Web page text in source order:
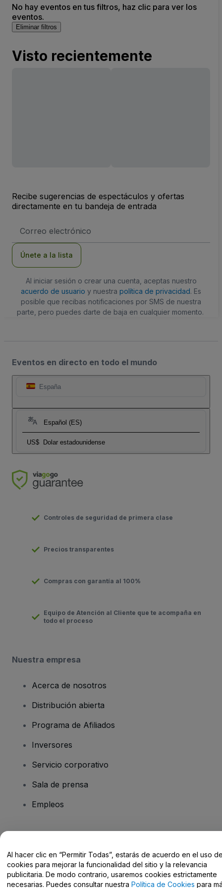
No hay eventos en tus filtros, haz clic para ver los
eventos.
Eliminar filtros
Visto recientemente
Recibe sugerencias de espectáculos y ofertas
directamente en tu bandeja de entrada
de
Únete a la lista
Al iniciar sesión o crear una cuenta, aceptas nuestro
acuerdo de usuario y nuestra política de privacidad. Es
posible que recibas notificaciones por SMS de nuestra
parte, pero puedes darte de baja en cualquier momento.
Eventos en directo en todo el mundo
España
Español (ES)
US$ Dolar estadounidense
Controles de seguridad de primera clase
Precios transparentes
Compras con garantía al 100%
Equipo de Atención al Cliente que te acompaña en
todo el proceso
Nuestra empresa
Acerca de nosotros
Distribución abierta
Programa de Afiliados
Inversores
Servicio corporativo
Sala de prensa
Empleos
Centro de Ayuda / Contacto
Al hacer clic en “Permitir Todas”, estarás de acuerdo en el uso
cookies para mejorar la funcionalidad del sitio y la relevancia
publicitaria. De modo contrario, usaremos cookies estrictamente
necesarias. Puedes consultar nuestra Política de Cookies para